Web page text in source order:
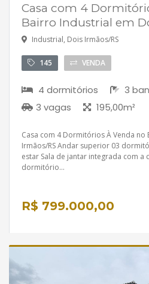
Casa com 4
Bairro Industrial em
Industrial, Dois Irmãos/RS
145 VENDA
4 dormitórios
3
3 vagas
195,00m²
Casa com 4 Dormitórios À Venda
Irmãos/RS Andar superior 03
estar Sala de jantar integrada com a
dormitório...
R$ 799.000,00